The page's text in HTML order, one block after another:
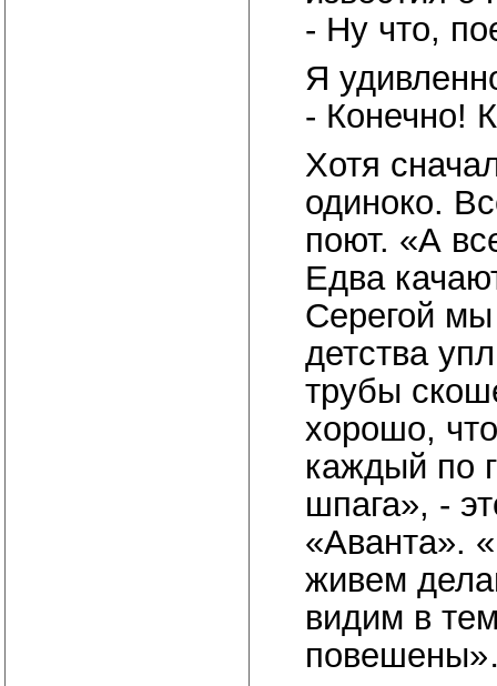
- Ну что,
Я
- Конечно!
Хотя
одиноко.
поют. «А
Едва
Серегой
детства
трубы
хорошо,
каждый по
шпага», -
«Аванта».
живем
видим в